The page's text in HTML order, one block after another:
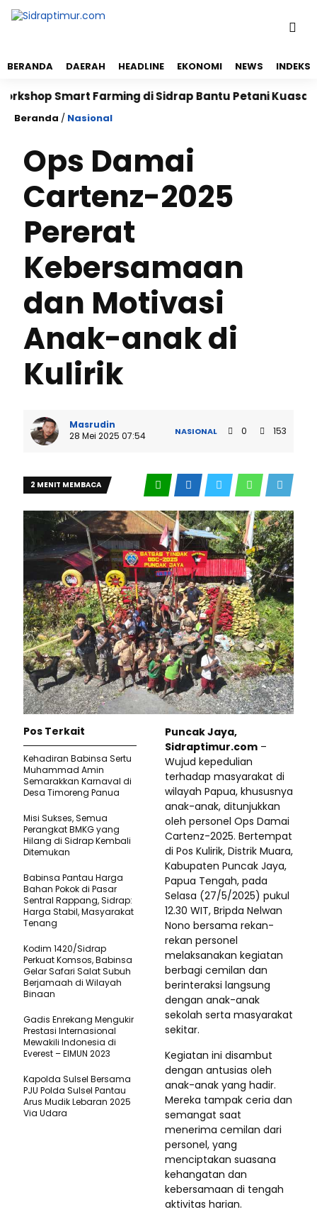
BERANDA DAERAH HEADLINE EKONOMI NEWS INDEKS
Smart Farming di Sidrap Bantu Petani Kuasai
Beranda / Nasional
Ops Damai
Cartenz-2025
Pererat
Kebersamaan
dan Motivasi
Anak-anak di
Kulirik
Masrudin
28 Mei 2025 07:54
NASIONAL 0 153
2 MENIT MEMBACA
Puncak Jaya,
Sidraptimur.com –
Wujud kepedulian
terhadap masyarakat di
wilayah Papua, khususnya
anak-anak, ditunjukkan
oleh personel Ops Damai
Cartenz-2025. Bertempat
di Pos Kulirik, Distrik Muara,
Kabupaten Puncak Jaya,
Papua Tengah, pada
Selasa (27/5/2025) pukul
12.30 WIT, Bripda Nelwan
Nono bersama rekan-
rekan personel
melaksanakan kegiatan
berbagi cemilan dan
berinteraksi langsung
dengan anak-anak
sekolah serta masyarakat
sekitar.
Kegiatan ini disambut
dengan antusias oleh
anak-anak yang hadir.
Mereka tampak ceria dan
semangat saat
menerima cemilan dari
personel, yang
menciptakan suasana
kehangatan dan
kebersamaan di tengah
aktivitas harian.
Pos Terkait
Kehadiran Babinsa Sertu
Muhammad Amin
Semarakkan Karnaval di
Desa Timoreng Panua
Misi Sukses, Semua
Perangkat BMKG yang
Hilang di Sidrap Kembali
Ditemukan
Babinsa Pantau Harga
Bahan Pokok di Pasar
Sentral Rappang, Sidrap:
Harga Stabil, Masyarakat
Tenang
Kodim 1420/Sidrap
Perkuat Komsos, Babinsa
Gelar Safari Salat Subuh
Berjamaah di Wilayah
Binaan
Gadis Enrekang Mengukir
Prestasi Internasional
Mewakili Indonesia di
Everest – EIMUN 2023
Kapolda Sulsel Bersama
PJU Polda Sulsel Pantau
Arus Mudik Lebaran 2025
Via Udara